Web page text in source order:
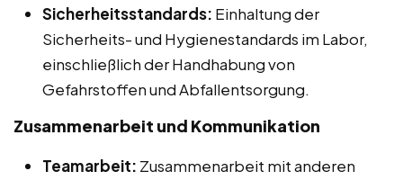
Sicherheitsstandards: Einhaltung der
Sicherheits- und Hygienestandards im Labor,
einschließlich der Handhabung von
Gefahrstoffen und Abfallentsorgung.
Zusammenarbeit und Kommunikation
Teamarbeit: Zusammenarbeit mit anderen